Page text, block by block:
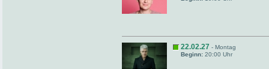
22.02.27 - Montag
Beginn: 20:00 Uhr